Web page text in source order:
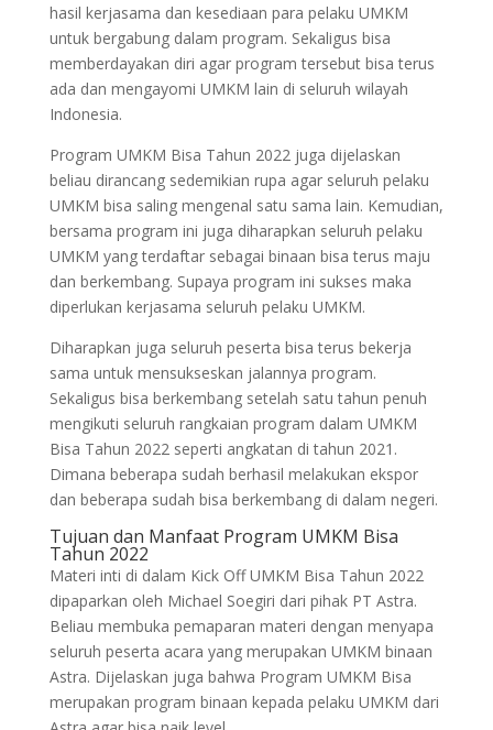
hasil kerjasama dan kesediaan para pelaku UMKM
untuk bergabung dalam program. Sekaligus bisa
memberdayakan diri agar program tersebut bisa terus
ada dan mengayomi UMKM lain di seluruh wilayah
Indonesia.
Program UMKM Bisa Tahun 2022 juga dijelaskan
beliau dirancang sedemikian rupa agar seluruh pelaku
UMKM bisa saling mengenal satu sama lain. Kemudian,
bersama program ini juga diharapkan seluruh pelaku
UMKM yang terdaftar sebagai binaan bisa terus maju
dan berkembang. Supaya program ini sukses maka
diperlukan kerjasama seluruh pelaku UMKM.
Diharapkan juga seluruh peserta bisa terus bekerja
sama untuk mensukseskan jalannya program.
Sekaligus bisa berkembang setelah satu tahun penuh
mengikuti seluruh rangkaian program dalam UMKM
Bisa Tahun 2022 seperti angkatan di tahun 2021.
Dimana beberapa sudah berhasil melakukan ekspor
dan beberapa sudah bisa berkembang di dalam negeri.
Tujuan dan Manfaat Program UMKM Bisa
Tahun 2022
Materi inti di dalam Kick Off UMKM Bisa Tahun 2022
dipaparkan oleh Michael Soegiri dari pihak PT Astra.
Beliau membuka pemaparan materi dengan menyapa
seluruh peserta acara yang merupakan UMKM binaan
Astra. Dijelaskan juga bahwa Program UMKM Bisa
merupakan program binaan kepada pelaku UMKM dari